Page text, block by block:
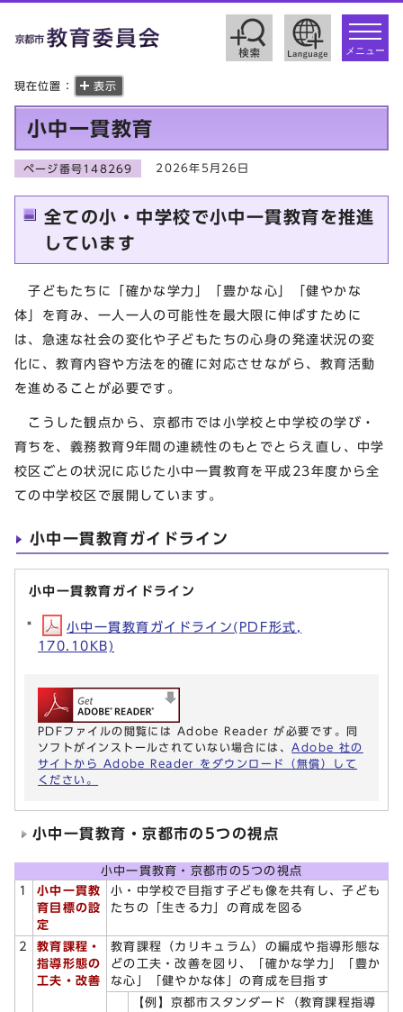
toggle
メニュー
現在位置： 表示
小中一貫教育
ページ番号148269 2026年5月26日
全ての小・中学校で小中一貫教育を推進
しています
子どもたちに「確かな学力」「豊かな心」「健やかな
体」を育み、一人一人の可能性を最大限に伸ばすために
は、急速な社会の変化や子どもたちの心身の発達状況の変
化に、教育内容や方法を的確に対応させながら、教育活動
を進めることが必要です。
こうした観点から、京都市では小学校と中学校の学び・
育ちを、義務教育9年間の連続性のもとでとらえ直し、中学
校区ごとの状況に応じた小中一貫教育を平成23年度から全
ての中学校区で展開しています。
小中一貫教育ガイドライン
小中一貫教育ガイドライン
小中一貫教育ガイドライン(PDF形式,
170.10KB)
PDFファイルの閲覧には Adobe Reader が必要です。同
ソフトがインストールされていない場合には、 Adobe 社の
サイトから Adobe Reader をダウンロード（無償）して
ください。
小中一貫教育・京都市の5つの視点
小中一貫教育・京都市の5つの視点
1
小中一貫教
育目標の設
定
小・中学校で目指す子ども像を共有し、子ども
たちの「生きる力」の育成を図る
2
教育課程・
指導形態の
工夫・改善
教育課程（カリキュラム）の編成や指導形態な
どの工夫・改善を図り、「確かな学力」「豊か
な心」「健やかな体」の育成を目指す
【例】京都市スタンダード（教育課程指導